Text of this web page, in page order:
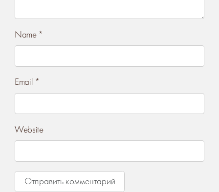
Name *
Email *
Website